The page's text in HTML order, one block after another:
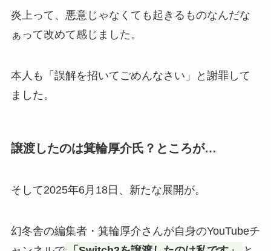
炎上って、悪意じゃなくても起きるものなんだな
ぁって改めて感じました。
本人も「誤解を招いてごめんなさい」と謝罪して
ました。
譲渡したのは箕輪厚介氏？ところが…
そして2025年6月18日、新たな展開が。
幻冬舎の編集者・箕輪厚介さんが自身のYouTubeチ